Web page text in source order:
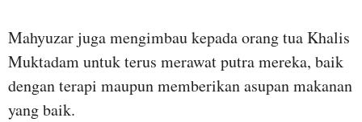
Mahyuzar juga mengimbau kepada orang tua Khalis
Muktadam untuk terus merawat putra mereka, baik
dengan terapi maupun memberikan asupan makanan
yang baik.